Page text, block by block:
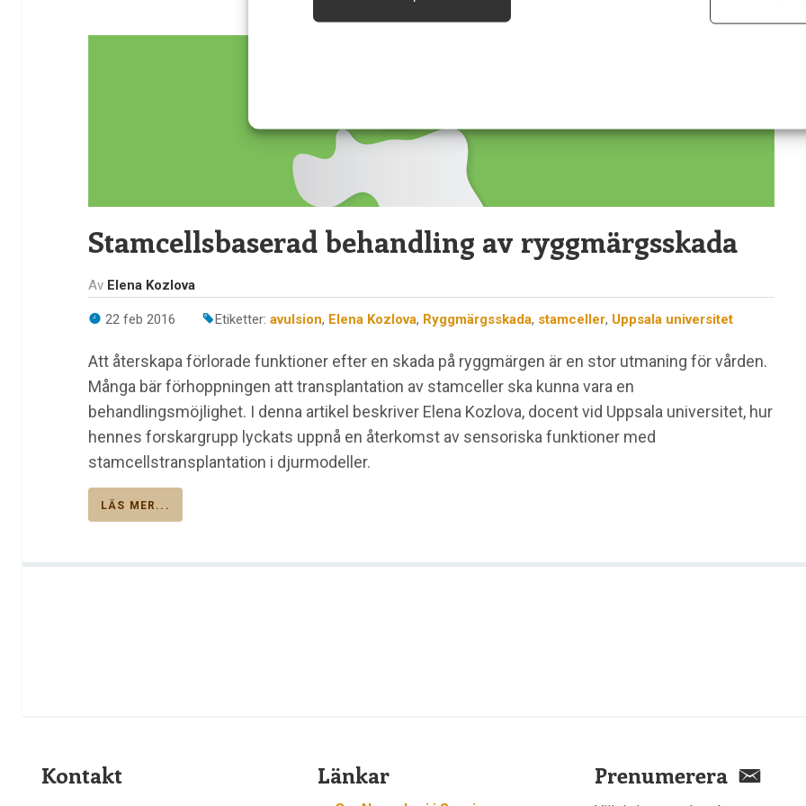
och innehåll, Spara och meddela dina integritetsval.
Stamcellsbaserad behandling av ryggmärgsskada
Av Elena Kozlova
22 feb 2016 Etiketter: avulsion, Elena Kozlova, Ryggmärgsskada, stamceller, Uppsala universitet
Att återskapa förlorade funktioner efter en skada på ryggmärgen är en stor utmaning för vården.
Många bär förhoppningen att transplantation av stamceller ska kunna vara en
behandlingsmöjlighet. I denna artikel beskriver Elena Kozlova, docent vid Uppsala universitet, hur
hennes forskargrupp lyckats uppnå en återkomst av sensoriska funktioner med
stamcellstransplantation i djurmodeller.
LÄS MER...
Kontakt Länkar Prenumerera